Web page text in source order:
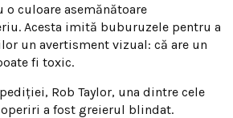
o culoare asemănătoare
Acesta imită buburuzele pentru a
un avertisment vizual: că are un
fi toxic.
Rob Taylor, una dintre cele
a fost greierul blindat.